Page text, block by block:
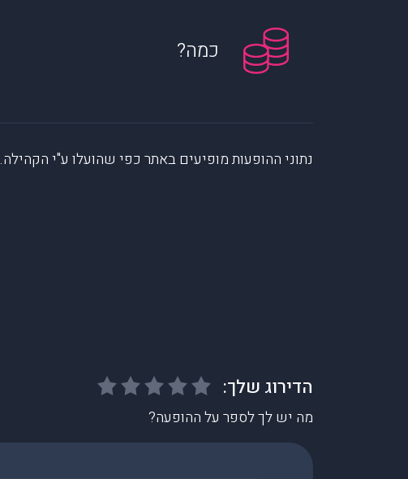
כמה?
נתוני ההופעות מופיעים באתר כפי שהועלו ע"י הקהילה. muzi לא לוקחת אחריות על המיידעים המוצגים.
מה יש לך לספר על ההופעה?